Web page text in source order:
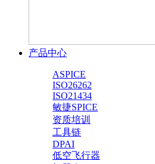
产品中心
ASPICE
ISO26262
ISO21434
敏捷SPICE
资质培训
工具链
DPAI
低空飞行器